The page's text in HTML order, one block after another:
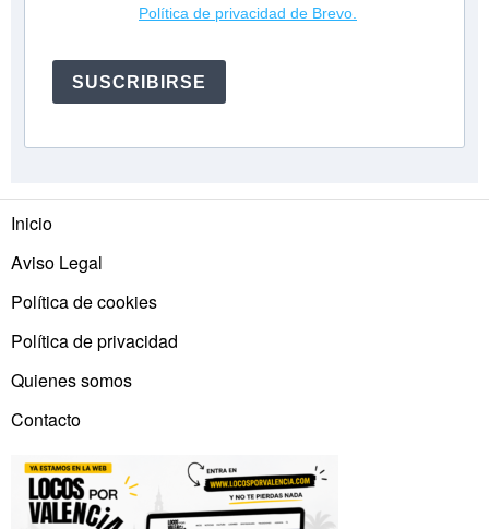
Política de privacidad de Brevo.
SUSCRIBIRSE
Inicio
Aviso Legal
Política de cookies
Política de privacidad
Quienes somos
Contacto